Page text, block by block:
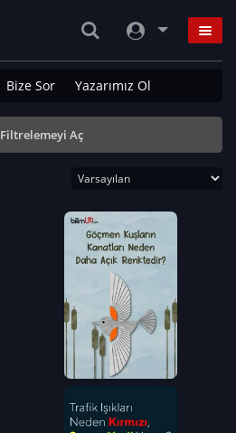
Bize Sor Yazarımız Ol
Filtrelemeyi Aç